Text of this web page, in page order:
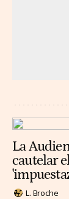
La
cautelar
L. Broche